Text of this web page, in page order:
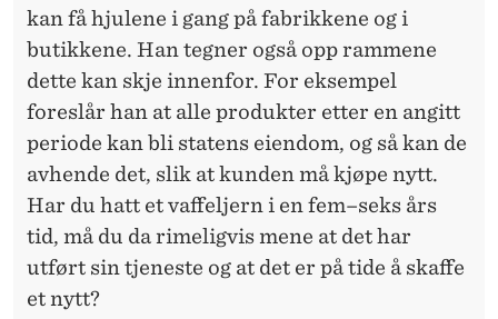
kan få hjulene i gang på fabrikkene og i
butikkene. Han tegner også opp rammene
dette kan skje innenfor. For eksempel
foreslår han at alle produkter etter en angitt
periode kan bli statens eiendom, og så kan de
avhende det, slik at kunden må kjøpe nytt.
Har du hatt et vaffeljern i en fem–seks års
tid, må du da rimeligvis mene at det har
utført sin tjeneste og at det er på tide å skaffe
et nytt?